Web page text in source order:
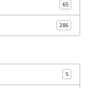
65
286
5